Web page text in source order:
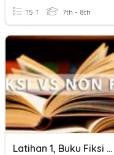
15 T 7th - 8th
Latihan 1, Buku Fiksi Dan Nonfiksi